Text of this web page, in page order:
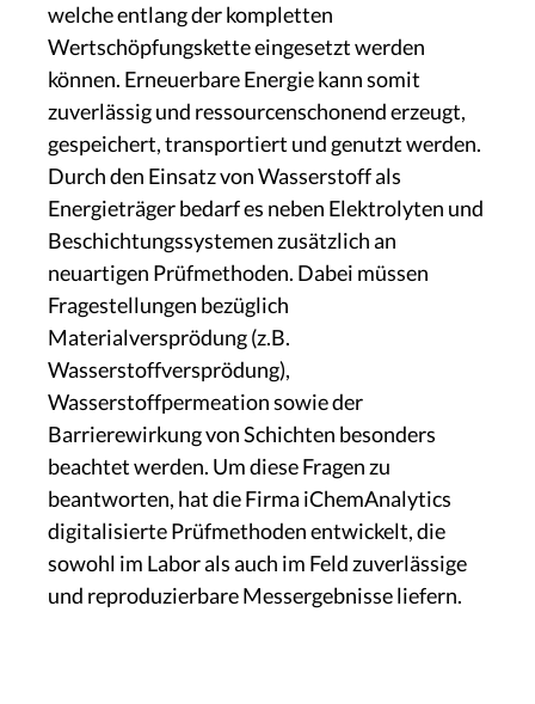
welche entlang der kompletten
Wertschöpfungskette eingesetzt werden
können. Erneuerbare Energie kann somit
zuverlässig und ressourcenschonend erzeugt,
gespeichert, transportiert und genutzt werden.
Durch den Einsatz von Wasserstoff als
Energieträger bedarf es neben Elektrolyten und
Beschichtungssystemen zusätzlich an
neuartigen Prüfmethoden. Dabei müssen
Fragestellungen bezüglich
Materialversprödung (z.B.
Wasserstoffversprödung),
Wasserstoffpermeation sowie der
Barrierewirkung von Schichten besonders
beachtet werden. Um diese Fragen zu
beantworten, hat die Firma iChemAnalytics
digitalisierte Prüfmethoden entwickelt, die
sowohl im Labor als auch im Feld zuverlässige
und reproduzierbare Messergebnisse liefern.